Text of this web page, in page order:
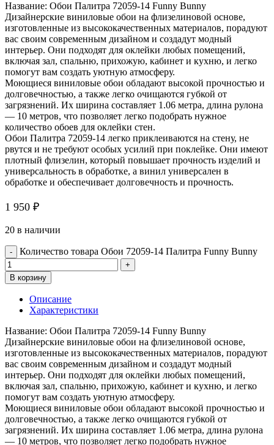
Название: Обои Палитра 72059-14 Funny Bunny
Дизайнерские виниловые обои на флизелиновой основе,
изготовленные из высококачественных материалов, порадуют
вас своим современным дизайном и создадут модный
интерьер. Они подходят для оклейки любых помещений,
включая зал, спальню, прихожую, кабинет и кухню, и легко
помогут вам создать уютную атмосферу.
Моющиеся виниловые обои обладают высокой прочностью и
долговечностью, а также легко очищаются губкой от
загрязнений. Их ширина составляет 1.06 метра, длина рулона
— 10 метров, что позволяет легко подобрать нужное
количество обоев для оклейки стен.
Обои Палитра 72059-14 легко приклеиваются на стену, не
рвутся и не требуют особых усилий при поклейке. Они имеют
плотный флизелин, который повышает прочность изделий и
универсальность в обработке, а винил универсален в
обработке и обеспечивает долговечность и прочность.
1 950 ₽
20 в наличии
Количество товара Обои 72059-14 Палитра Funny Bunny
В корзину
Описание
Характеристики
Название: Обои Палитра 72059-14 Funny Bunny
Дизайнерские виниловые обои на флизелиновой основе,
изготовленные из высококачественных материалов, порадуют
вас своим современным дизайном и создадут модный
интерьер. Они подходят для оклейки любых помещений,
включая зал, спальню, прихожую, кабинет и кухню, и легко
помогут вам создать уютную атмосферу.
Моющиеся виниловые обои обладают высокой прочностью и
долговечностью, а также легко очищаются губкой от
загрязнений. Их ширина составляет 1.06 метра, длина рулона
— 10 метров, что позволяет легко подобрать нужное